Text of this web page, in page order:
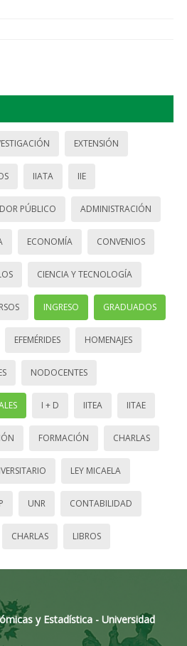
EXTENSIÓN
IIATA IIE
PÚBLICO ADMINISTRACIÓN
ECONOMÍA CONVENIOS
CIENCIA Y TECNOLOGÍA
INGRESO GRADUADOS
EFEMÉRIDES HOMENAJES
NODOCENTES
I + D IITEA IITAE
FORMACIÓN CHARLAS
LEY MICAELA
UNR CONTABILIDAD
CHARLAS LIBROS
y Estadística - Universidad